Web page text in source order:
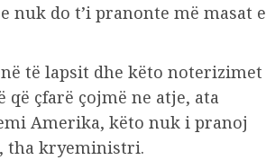
nuk do t’i pranonte më masat e
të lapsit dhe këto noterizimet
që çfarë çojmë ne atje, ata
Amerika, këto nuk i pranoj
tha kryeministri.